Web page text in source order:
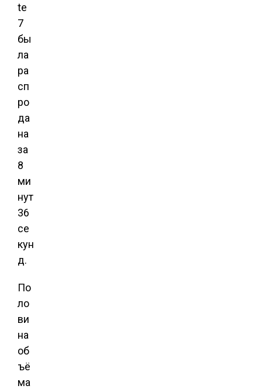
te
7
бы
ла
ра
сп
ро
да
на
за
8
ми
нут
36
се
кун
д.
По
ло
ви
на
об
ъё
ма